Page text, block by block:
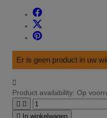
Er is geen product in uw

Product availability: Op
 
 In winkelwagen